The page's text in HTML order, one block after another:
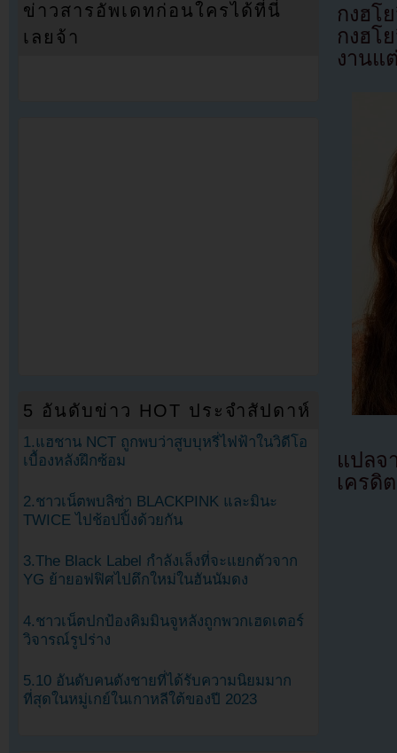
กงฮโ
กงฮโ
งานแ
แปล
เครดิ
ข่าวสารอัพเดทก่อนใครได้ที่นี่
เลยจ้า
5 อันดับข่าว HOT ประจำสัปดาห์
1.แฮชาน NCT ถูกพบว่าสูบบุหรี่ไฟฟ้าในวิดีโอ
เบื้องหลังฝึกซ้อม
2.ชาวเน็ตพบลิซ่า BLACKPINK และมินะ
TWICE ไปช้อปปิ้งด้วยกัน
3.The Black Label กำลังเล็งที่จะแยกตัวจาก
YG ย้ายอฟฟิศไปตึกใหม่ในฮันนัมดง
4.ชาวเน็ตปกป้องคิมมินจูหลังถูกพวกเฮดเตอร์
วิจารณ์รูปร่าง
5.10 อันดับคนดังชายที่ได้รับความนิยมมาก
ที่สุดในหมู่เกย์ในเกาหลีใต้ของปี 2023